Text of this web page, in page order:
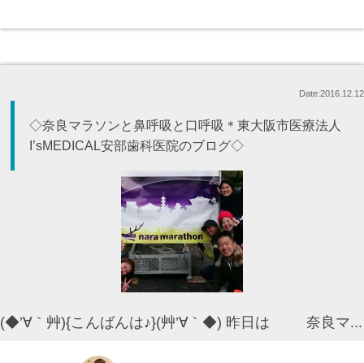
Date:2016.12.12
◇奈良マラソンと鼻呼吸と口呼吸＊東大阪市医療法人
I’sMEDICAL安部歯科医院のブログ◇
(◆’∀｀艸){こんばんは♪}(艸’∀｀◆) 昨日は 奈良マ...